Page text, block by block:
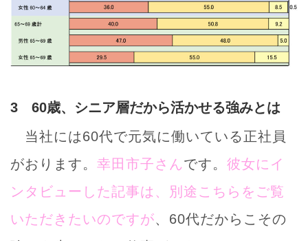
3 60歳、シニア層だから活かせる強みとは
当社には60代で元気に働いている正社員
がおります。 幸田市子さんです。 彼女にイ
ンタビューした記事は、別途こちらをご覧
いただきたいのですが、60代だからこその